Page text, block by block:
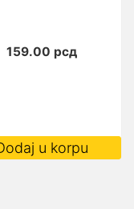
159.00 рсд
u korpu